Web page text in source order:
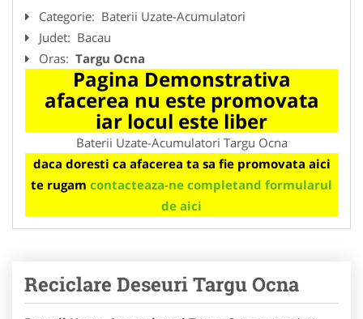
Categorie: Baterii Uzate-Acumulatori
Judet: Bacau
Oras: Targu Ocna
Pagina Demonstrativa
afacerea nu este promovata
iar locul este liber
Baterii Uzate-Acumulatori Targu Ocna
daca doresti ca afacerea ta sa fie promovata aici
te rugam contacteaza-ne completand formularul
de aici
Reciclare Deseuri Targu Ocna